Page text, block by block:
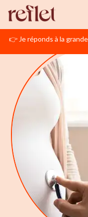
👉 Je réponds à la